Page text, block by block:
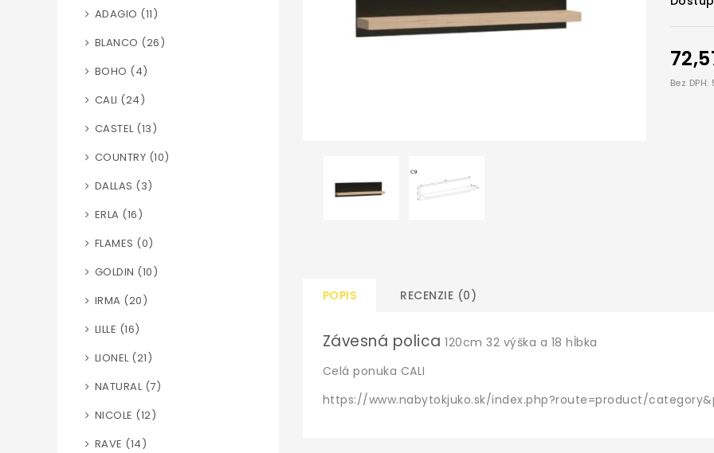
ADAGIO (11)
BLANCO (26)
BOHO (4)
CALI (24)
CASTEL (13)
COUNTRY (10)
DALLAS (3)
ERLA (16)
FLAMES (0)
GOLDIN (10)
IRMA (20)
LILLE (16)
LIONEL (21)
NATURAL (7)
NICOLE (12)
RAVE (14)
Bez
POPIS RECENZIE (0)
Závesná polica 120cm 32 výška a 18 hĺbka
Celá ponuka CALI
https://www.nabytokjuko.sk/index.php?route=product/